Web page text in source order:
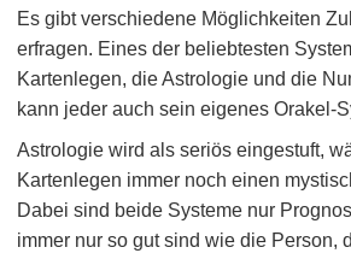
Es gibt verschiedene Möglichkeiten
erfragen. Eines der beliebtesten
Kartenlegen, die Astrologie und die
kann jeder auch sein eigenes Orakel-
Astrologie wird als seriös eingestuft,
Kartenlegen immer noch einen
Dabei sind beide Systeme nur
immer nur so gut sind wie die Person,